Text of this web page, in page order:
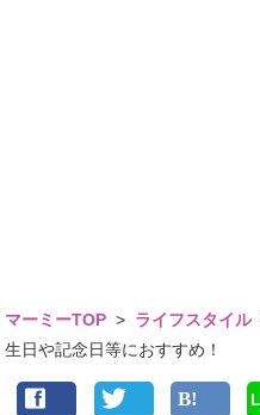
マーミーTOP > ライフスタイル
生日や記念日等におすすめ！